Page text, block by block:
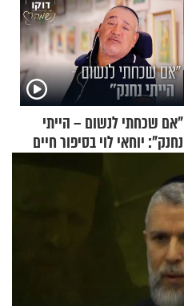
"אם שכחתי לנשום – הייתי
נחנק": יוחאי לוי בסיפור חיים